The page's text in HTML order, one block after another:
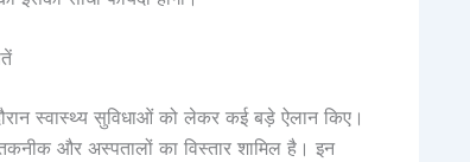
स्वास्थ्य सुविधाओं को लेकर कई बड़े ऐलान किए।
और अस्पतालों का विस्तार शामिल है। इन